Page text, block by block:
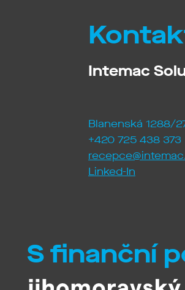
Intemac
Blanenská 1288/
+420 725 438 373
Linked-In
S finanční